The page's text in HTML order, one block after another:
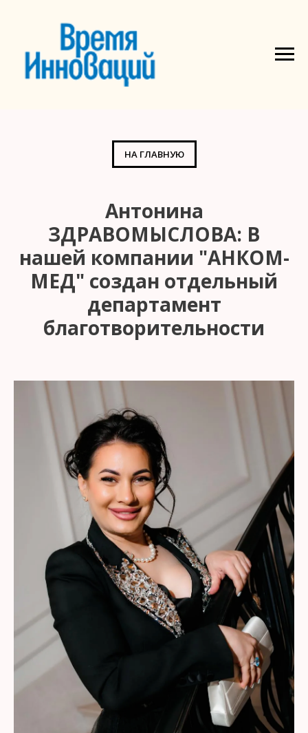
НА ГЛАВНУЮ
Антонина
ЗДРАВОМЫСЛОВА: В
нашей компании "АНКОМ-
МЕД" создан отдельный
департамент
благотворительности